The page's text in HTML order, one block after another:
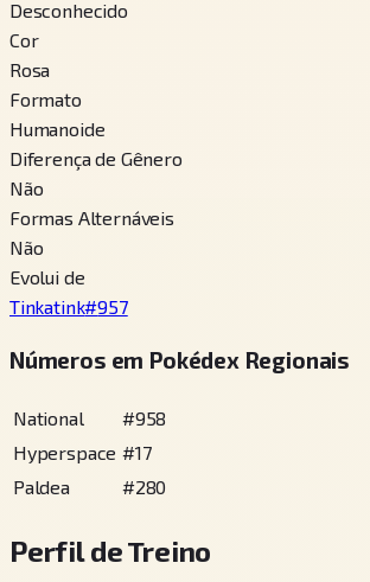
Desconhecido
Cor
Rosa
Formato
Humanoide
Diferença de Gênero
Não
Formas Alternáveis
Não
Evolui de
Tinkatink#957
Números em Pokédex Regionais
National #958
Hyperspace #17
Paldea
#280
Perfil de Treino